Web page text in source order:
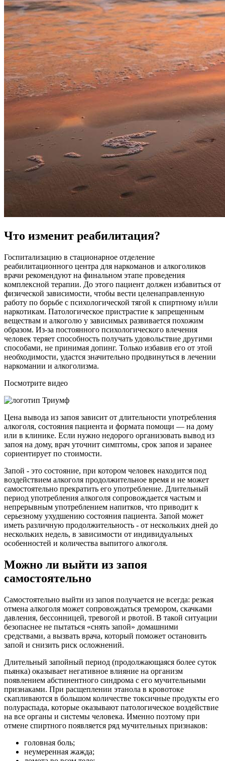
Что изменит реабилитация?
Госпитализацию в стационарное отделение
реабилитационного центра для наркоманов и алкоголиков
врачи рекомендуют на финальном этапе проведения
комплексной терапии. До этого пациент должен избавиться от
физической зависимости, чтобы вести целенаправленную
работу по борьбе с психологической тягой к спиртному и/или
наркотикам. Патологическое пристрастие к запрещенным
веществам и алкоголю у зависимых развивается похожим
образом. Из-за постоянного психологического влечения
человек теряет способность получать удовольствие другими
способами, не принимая допинг. Только избавив его от этой
необходимости, удастся значительно продвинуться в лечении
наркомании и алкоголизма.
Посмотрите видео
Цена вывода из запоя зависит от длительности употребления
алкоголя, состояния пациента и формата помощи — на дому
или в клинике. Если нужно недорого организовать вывод из
запоя на дому, врач уточнит симптомы, срок запоя и заранее
сориентирует по стоимости.
Запой - это состояние, при котором человек находится под
воздействием алкоголя продолжительное время и не может
самостоятельно прекратить его употребление. Длительный
период употребления алкоголя сопровождается частым и
непрерывным употреблением напитков, что приводит к
серьезному ухудшению состояния пациента. Запой может
иметь различную продолжительность - от нескольких дней до
нескольких недель, в зависимости от индивидуальных
особенностей и количества выпитого алкоголя.
Можно ли выйти из запоя
самостоятельно
Самостоятельно выйти из запоя получается не всегда: резкая
отмена алкоголя может сопровождаться тремором, скачками
давления, бессонницей, тревогой и рвотой. В такой ситуации
безопаснее не пытаться «снять запой» домашними
средствами, а вызвать врача, который поможет остановить
запой и снизить риск осложнений.
Длительный запойный период (продолжающаяся более суток
пьянка) оказывает негативное влияние на организм
появлением абстинентного синдрома с его мучительными
признаками. При расщеплении этанола в кровотоке
скапливаются в большом количестве токсичные продукты его
полураспада, которые оказывают патологическое воздействие
на все органы и системы человека. Именно поэтому при
отмене спиртного появляется ряд мучительных признаков:
головная боль;
неумеренная жажда;